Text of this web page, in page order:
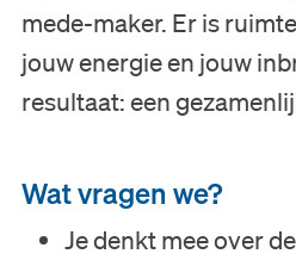
mede-maker. Er is
jouw energie en jouw
resultaat: een
Wat vragen we?
Je denkt mee over